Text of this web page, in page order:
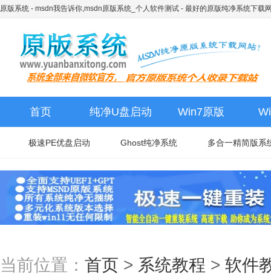
原版系统 - msdn我告诉你,msdn原版系统_个人软件测试 - 最好的原版纯净系统下载
首页 纯净U盘启动 Win7原版
极速PE优盘启动 Ghost纯净系统 多合一精简版系
当前位置： 首页 > 系统教程 > 软件